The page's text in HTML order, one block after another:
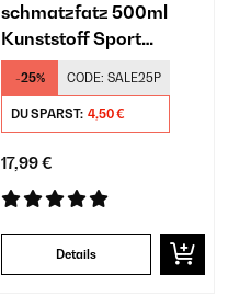
schmatzfatz 500ml
Kunststoff Sport
Trinkflasche Kinder
Grün
-25% CODE: SALE25P
DU SPARST: 4,50 €
17,99 €
Details